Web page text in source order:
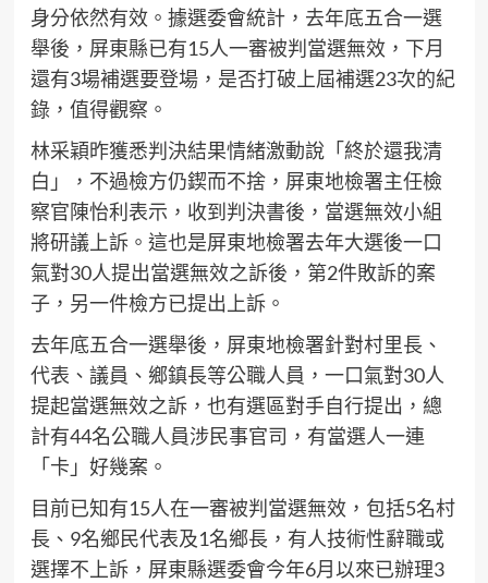
身分依然有效。據選委會統計，去年底五合一選
舉後，屏東縣已有15人一審被判當選無效，下月
還有3場補選要登場，是否打破上屆補選23次的紀
錄，值得觀察。
林采穎昨獲悉判決結果情緒激動說「終於還我清
白」，不過檢方仍鍥而不捨，屏東地檢署主任檢
察官陳怡利表示，收到判決書後，當選無效小組
將研議上訴。這也是屏東地檢署去年大選後一口
氣對30人提出當選無效之訴後，第2件敗訴的案
子，另一件檢方已提出上訴。
去年底五合一選舉後，屏東地檢署針對村里長、
代表、議員、鄉鎮長等公職人員，一口氣對30人
提起當選無效之訴，也有選區對手自行提出，總
計有44名公職人員涉民事官司，有當選人一連
「卡」好幾案。
目前已知有15人在一審被判當選無效，包括5名村
長、9名鄉民代表及1名鄉長，有人技術性辭職或
選擇不上訴，屏東縣選委會今年6月以來已辦理3